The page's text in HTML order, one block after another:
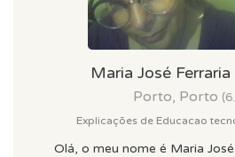
Maria José Ferraria
Porto, Porto
Explicações de Educacao
Olá, o meu nome é Maria